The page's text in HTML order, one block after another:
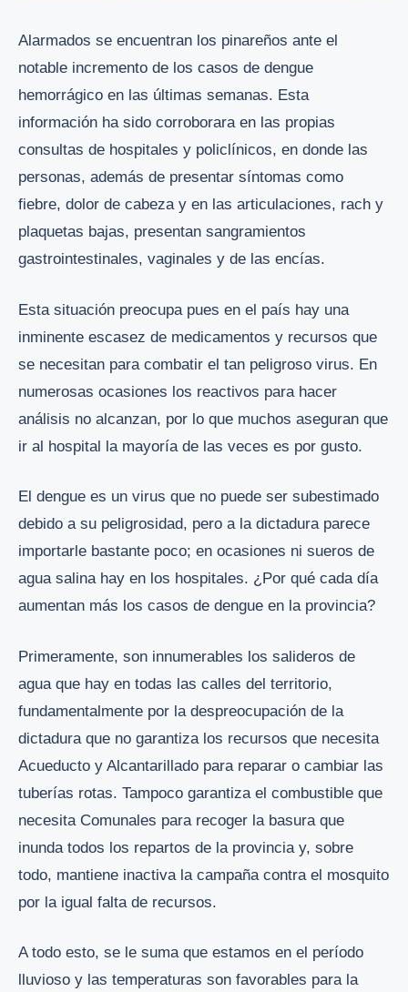
Alarmados se encuentran los pinareños ante el
notable incremento de los casos de dengue
hemorrágico en las últimas semanas. Esta
información ha sido corroborara en las propias
consultas de hospitales y policlínicos, en donde las
personas, además de presentar síntomas como
fiebre, dolor de cabeza y en las articulaciones, rach y
plaquetas bajas, presentan sangramientos
gastrointestinales, vaginales y de las encías.
Esta situación preocupa pues en el país hay una
inminente escasez de medicamentos y recursos que
se necesitan para combatir el tan peligroso virus. En
numerosas ocasiones los reactivos para hacer
análisis no alcanzan, por lo que muchos aseguran que
ir al hospital la mayoría de las veces es por gusto.
El dengue es un virus que no puede ser subestimado
debido a su peligrosidad, pero a la dictadura parece
importarle bastante poco; en ocasiones ni sueros de
agua salina hay en los hospitales. ¿Por qué cada día
aumentan más los casos de dengue en la provincia?
Primeramente, son innumerables los salideros de
agua que hay en todas las calles del territorio,
fundamentalmente por la despreocupación de la
dictadura que no garantiza los recursos que necesita
Acueducto y Alcantarillado para reparar o cambiar las
tuberías rotas. Tampoco garantiza el combustible que
necesita Comunales para recoger la basura que
inunda todos los repartos de la provincia y, sobre
todo, mantiene inactiva la campaña contra el mosquito
por la igual falta de recursos.
A todo esto, se le suma que estamos en el período
lluvioso y las temperaturas son favorables para la